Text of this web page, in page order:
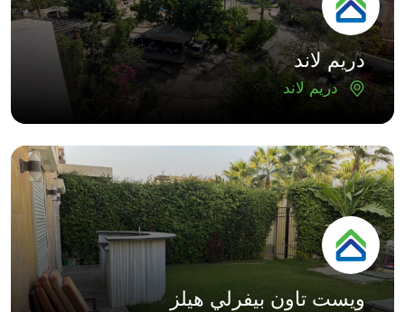
دريم لاند
دريم لاند
ويست تاون بيفرلي هيلز